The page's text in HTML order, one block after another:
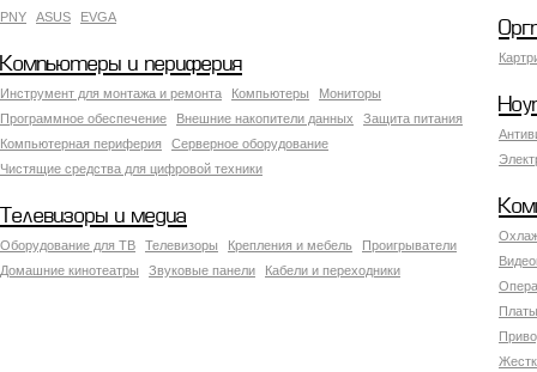
PNY
ASUS EVGA
Компьютеры и периферия
Инструмент для монтажа и ремонта Компьютеры
Мониторы
Программное обеспечение
Внешние накопители данных
Защита питания
Компьютерная периферия
Серверное оборудование
Чистящие средства для цифровой техники
Телевизоры и медиа
Оборудование для ТВ Телевизоры Крепления и мебель
Проигрыватели
Домашние кинотеатры
Звуковые панели Кабели и переходники